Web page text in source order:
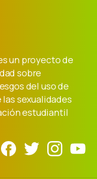
un proyecto de
sobre
del uso de
sexualidades
estudiantil